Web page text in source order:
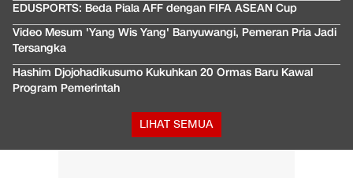
EDUSPORTS: Beda Piala AFF dengan FIFA ASEAN Cup
Video Mesum 'Yang Wis Yang' Banyuwangi, Pemeran Pria Jadi
Tersangka
Hashim Djojohadikusumo Kukuhkan 20 Ormas Baru Kawal
Program Pemerintah
LIHAT SEMUA